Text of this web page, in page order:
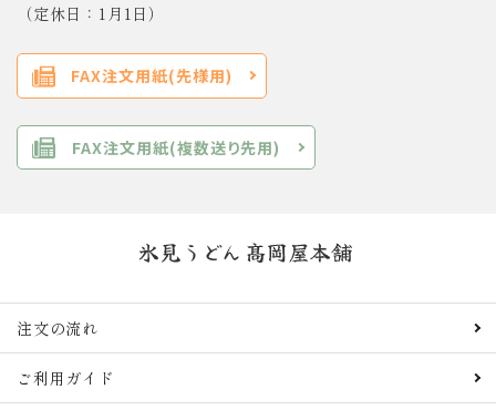
（定休日：1月1日）
FAX注文用紙(先様用)
FAX注文用紙(複数送り先用)
注文の流れ
ご利用ガイド